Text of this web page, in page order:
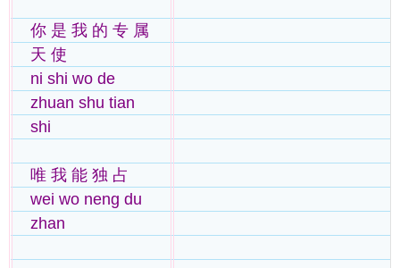
你 是 我 的 专 属
天 使
ni shi wo de
zhuan shu tian
shi
唯 我 能 独 占
wei wo neng du
zhan